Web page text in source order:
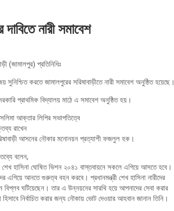
নারী সমাবেশ
(জামালপুর) প্রতিনিধিঃ
সুনিশ্চিত করতে জামালপুরের সরিষাবাড়ীতে নারী সমাবেশ অনুষ্ঠিত হয়েছে।
প্রাথমিক বিদ্যালয় মাঠে এ সমাবেশ অনুষ্ঠিত হয়।
আক্তার লিপির সভাপতিত্বে
রাখেন
আসনের নৌকার মনোনয়ন প্রত্যাশী ফজলুল হক।
বলেন,
শেখ হাসিনা ঘোষিত ভিশন ২০৪১ বাস্তবায়নে সকলে এগিয়ে আসতে হবে।
এগিয়ে আনতে গুরুত্ব বহন করবে। প্রধানমন্ত্রী শেখ হাসিনা নারীদের
ঘটিয়েছেন। তার এ উন্নয়নের সারথি হয়ে আপনাদের সেবা করার
হিসাবে নির্বাচিত করার জন্য নৌকায় ভোট দেওয়ার আহবান জানান তিনি।